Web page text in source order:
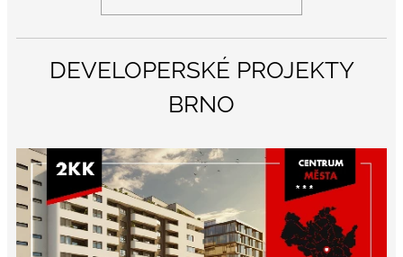
DEVELOPERSKÉ PROJEKTY
BRNO